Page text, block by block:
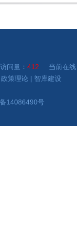
问量： 412 当前在线
政策理论 | 智库建设
14086490号